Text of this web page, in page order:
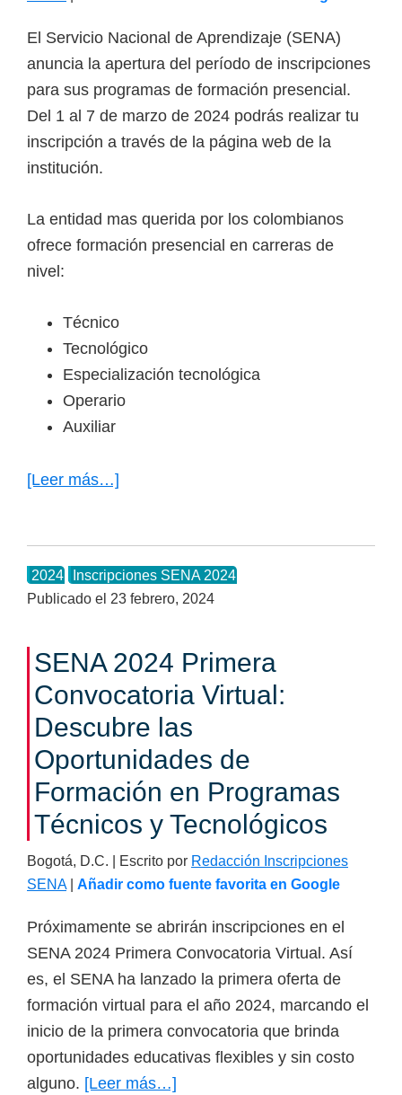
El Servicio Nacional de Aprendizaje (SENA)
anuncia la apertura del período de inscripciones
para sus programas de formación presencial.
Del 1 al 7 de marzo de 2024 podrás realizar tu
inscripción a través de la página web de la
institución.
La entidad mas querida por los colombianos
ofrece formación presencial en carreras de
nivel:
Técnico
Tecnológico
Especialización tecnológica
Operario
Auxiliar
[Leer más…]
Convocatoria
Presencial
2024
Inscripciones SENA 2024
Publicado el 23 febrero, 2024
SENA 2024 Primera
Convocatoria Virtual:
Descubre las
Oportunidades de
Formación en Programas
Técnicos y Tecnológicos
Bogotá, D.C. | Escrito por Redacción Inscripciones
SENA| Añadir como fuente favorita en Google
Próximamente se abrirán inscripciones en el
SENA 2024 Primera Convocatoria Virtual. Así
es, el SENA ha lanzado la primera oferta de
formación virtual para el año 2024, marcando el
inicio de la primera convocatoria que brinda
oportunidades educativas flexibles y sin costo
alguno. [Leer más…]